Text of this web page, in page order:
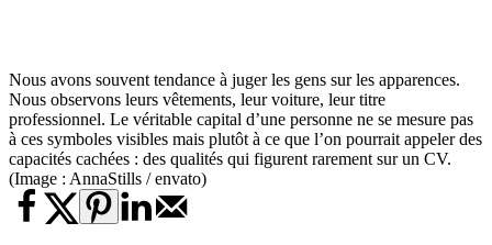
Nous avons souvent tendance à juger les gens sur les apparences.
Nous observons leurs vêtements, leur voiture, leur titre
professionnel. Le véritable capital d’une personne ne se mesure pas
à ces symboles visibles mais plutôt à ce que l’on pourrait appeler des
capacités cachées : des qualités qui figurent rarement sur un CV.
(Image : AnnaStills / envato)